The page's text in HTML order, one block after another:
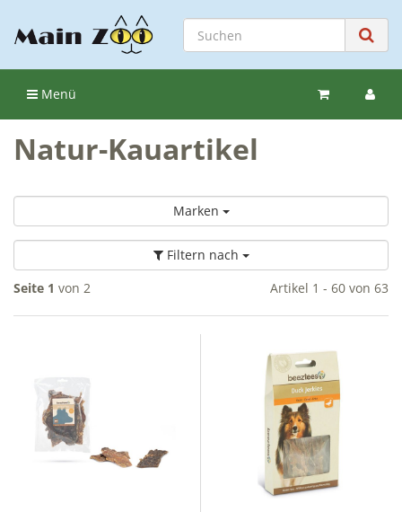
Menü
Natur-Kauartikel
Marken
Filtern nach
Seite 1 von 2 Artikel 1 - 60 von 63